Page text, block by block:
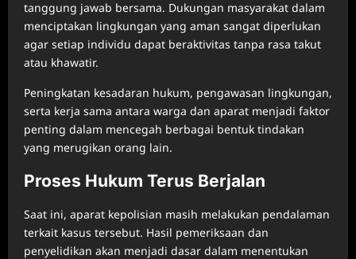
tanggung jawab bersama. Dukungan masyarakat dalam
menciptakan lingkungan yang aman sangat diperlukan
agar setiap individu dapat beraktivitas tanpa rasa takut
atau khawatir.
Peningkatan kesadaran hukum, pengawasan lingkungan,
serta kerja sama antara warga dan aparat menjadi faktor
penting dalam mencegah berbagai bentuk tindakan
yang merugikan orang lain.
Proses Hukum Terus Berjalan
Saat ini, aparat kepolisian masih melakukan pendalaman
terkait kasus tersebut. Hasil pemeriksaan dan
penyelidikan akan menjadi dasar dalam menentukan